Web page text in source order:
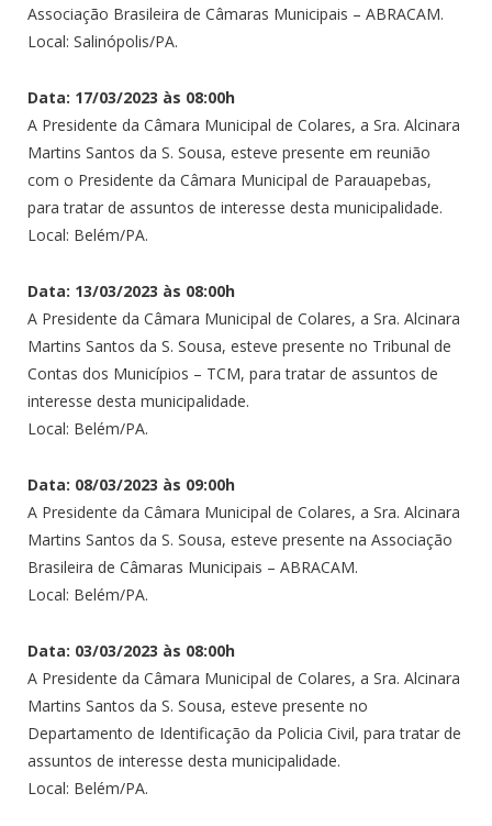
Associação Brasileira de Câmaras Municipais – ABRACAM.
Local: Salinópolis/PA.
Data: 17/03/2023 às 08:00h
A Presidente da Câmara Municipal de Colares, a Sra. Alcinara
Martins Santos da S. Sousa, esteve presente em reunião
com o Presidente da Câmara Municipal de Parauapebas,
para tratar de assuntos de interesse desta municipalidade.
Local: Belém/PA.
Data: 13/03/2023 às 08:00h
A Presidente da Câmara Municipal de Colares, a Sra. Alcinara
Martins Santos da S. Sousa, esteve presente no Tribunal de
Contas dos Municípios – TCM, para tratar de assuntos de
interesse desta municipalidade.
Local: Belém/PA.
Data: 08/03/2023 às 09:00h
A Presidente da Câmara Municipal de Colares, a Sra. Alcinara
Martins Santos da S. Sousa, esteve presente na Associação
Brasileira de Câmaras Municipais – ABRACAM.
Local: Belém/PA.
Data: 03/03/2023 às 08:00h
A Presidente da Câmara Municipal de Colares, a Sra. Alcinara
Martins Santos da S. Sousa, esteve presente no
Departamento de Identificação da Policia Civil, para tratar de
assuntos de interesse desta municipalidade.
Local: Belém/PA.